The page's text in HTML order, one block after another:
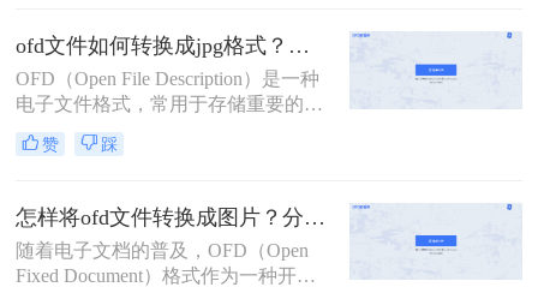
文、档案等领域。然而，在某些场景
下，我们可能需要将OFD文件转换为
图片格式，以便于查看、编辑或分
享。本文将指导您ofd文件怎么转图
片。
ofd文件如何转换成jpg格式？教你3个ofd发票转图片的方法！
OFD（Open File Description）是一种
电子文件格式，常用于存储重要的文
档。然而，有时我们需要将OFD文件
转换成JPG格式以便在其他软件或设
jpg格式呢？本文将介绍三种将OFD文
件转换成JPG格式的方法，帮助您轻
松实现格式转换。
赞 踩
怎样将ofd文件转换成图片？分享的这4种方法赶紧学起来！
随着电子文档的普及，OFD（Open
Fixed Document）格式作为一种开放